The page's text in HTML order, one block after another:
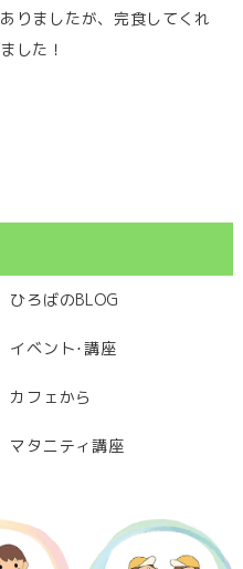
ありましたが、完食してくれ
ました！
ひろばのBLOG
イベント･講座
カフェから
マタニティ講座